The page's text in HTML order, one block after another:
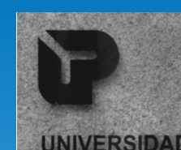
Universidade
Popular do
Porto
Associação
Cultural